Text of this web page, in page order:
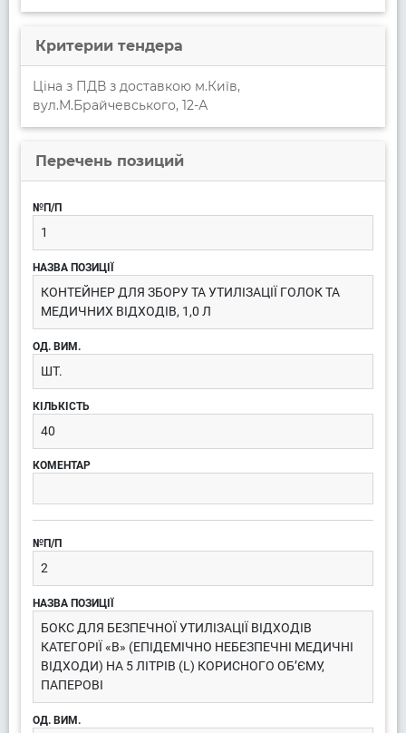
учасник.
Критерии тендера
Ціна з ПДВ з доставкою м.Київ,
вул.М.Брайчевського, 12-А
Перечень позиций
1
КОНТЕЙНЕР ДЛЯ ЗБОРУ ТА УТИЛІЗАЦІЇ ГОЛОК ТА
МЕДИЧНИХ ВІДХОДІВ, 1,0 Л
ШТ.
40
2
БОКС ДЛЯ БЕЗПЕЧНОЇ УТИЛІЗАЦІЇ ВІДХОДІВ
КАТЕГОРІЇ «В» (ЕПІДЕМІЧНО НЕБЕЗПЕЧНІ МЕДИЧНІ
ВІДХОДИ) НА 5 ЛІТРІВ (L) КОРИСНОГО ОБ’ЄМУ,
ПАПЕРОВІ